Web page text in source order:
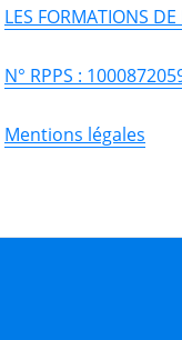
LES FORMATIONS DE
N° RPPS :
Mentions légales